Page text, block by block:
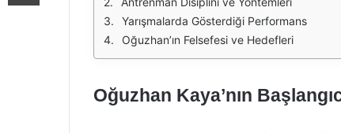
Yarışmalarda Gösterdiği Performans
Oğuzhan’ın Felsefesi ve Hedefleri
Oğuzhan Kaya’nın